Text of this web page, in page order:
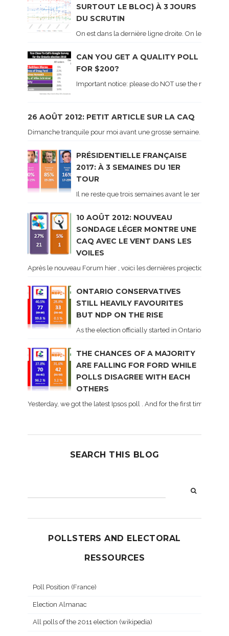
SURTOUT LE BLOC) À 3 JOURS
DU SCRUTIN
On est dans la dernière ligne droite. On le sait
CAN YOU GET A QUALITY POLL
FOR $200?
Important notice: please do NOT use the
26 AOÛT 2012: PETIT ARTICLE SUR LA CAQ
Dimanche tranquile pour moi avant une grosse semaine. Voici
PRÉSIDENTIELLE FRANÇAISE
2017: À 3 SEMAINES DU 1ER
TOUR
Il ne reste que trois semaines avant le 1er tour de
10 AOÛT 2012: NOUVEAU
SONDAGE LÉGER MONTRE UNE
CAQ AVEC LE VENT DANS LES
VOILES
Après le nouveau Forum hier , voici les dernières projections
ONTARIO CONSERVATIVES
STILL HEAVILY FAVOURITES
BUT NDP ON THE RISE
As the election officially started in Ontario, some
THE CHANCES OF A MAJORITY
ARE FALLING FOR FORD WHILE
POLLS DISAGREE WITH EACH
OTHERS
Yesterday, we got the latest Ipsos poll . And for the first time
SEARCH THIS BLOG
POLLSTERS AND ELECTORAL
RESSOURCES
Poll Position (France)
Election Almanac
All polls of the 2011 election (wikipedia)